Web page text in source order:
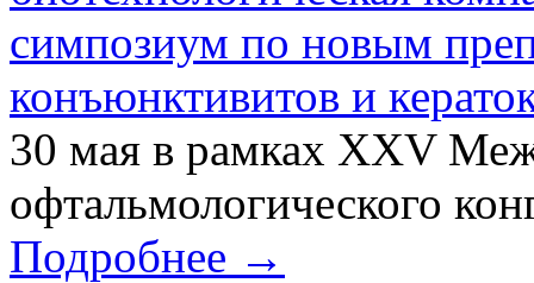
симпозиум по новым
конъюнктивитов и
30 мая в рамках XXV
офтальмологического
Подробнее →